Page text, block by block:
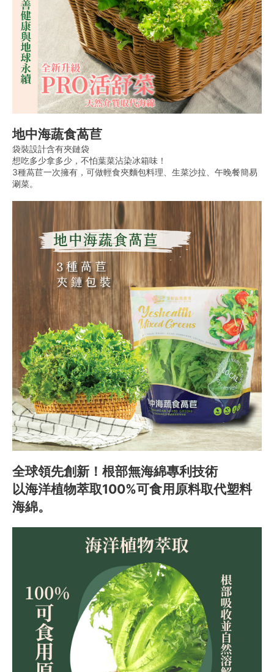
地中海蔬食萵苣
袋裝設計含有夾鏈袋
想吃多少拿多少，不怕葉菜沾染冰箱味！
3種萵苣一次擁有，可做輕食夾麵包料理、生菜沙拉、午晚餐簡易
涮菜。
全球領先創新！根部無海綿專利技術
以海洋植物萃取100%可食用原料取代塑料
海綿。